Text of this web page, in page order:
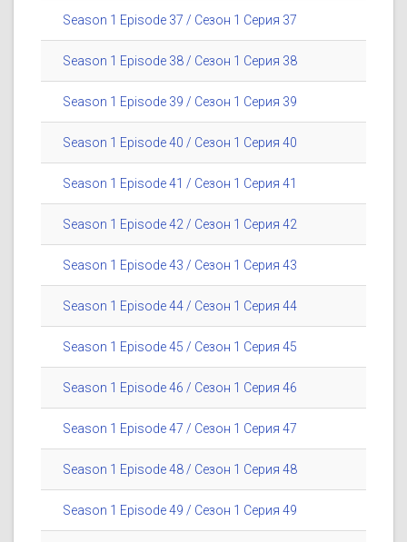
Season 1 Episode 37 / Сезон 1 Серия 37
Season 1 Episode 38 / Сезон 1 Серия 38
Season 1 Episode 39 / Сезон 1 Серия 39
Season 1 Episode 40 / Сезон 1 Серия 40
Season 1 Episode 41 / Сезон 1 Серия 41
Season 1 Episode 42 / Сезон 1 Серия 42
Season 1 Episode 43 / Сезон 1 Серия 43
Season 1 Episode 44 / Сезон 1 Серия 44
Season 1 Episode 45 / Сезон 1 Серия 45
Season 1 Episode 46 / Сезон 1 Серия 46
Season 1 Episode 47 / Сезон 1 Серия 47
Season 1 Episode 48 / Сезон 1 Серия 48
Season 1 Episode 49 / Сезон 1 Серия 49